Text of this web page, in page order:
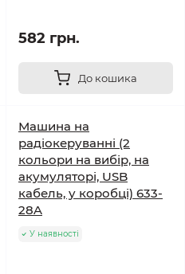
582 грн.
До кошика
Машина на
радіокеруванні (2
кольори на вибір, на
акумуляторі, USB
кабель, у коробці) 633-
28A
У наявності